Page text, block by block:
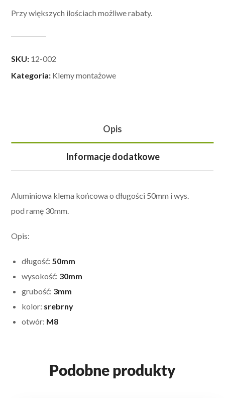
Przy większych ilościach możliwe rabaty.
SKU: 12-002
Kategoria: Klemy montażowe
Opis
Informacje dodatkowe
Aluminiowa klema końcowa o długości 50mm i wys.
pod ramę 30mm.
Opis:
długość:50mm
wysokość: 30mm
grubość: 3mm
kolor: srebrny
otwór: M8
Podobne produkty